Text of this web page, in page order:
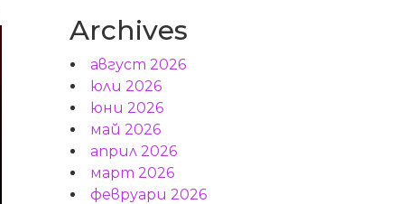
Archives
август 2026
юли 2026
юни 2026
май 2026
април 2026
март 2026
февруари 2026